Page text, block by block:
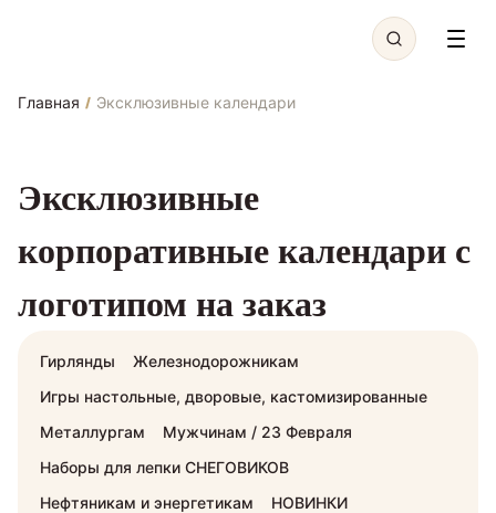
Главная / Эксклюзивные календари
Эксклюзивные
корпоративные календари с
логотипом на заказ
Гирлянды
Железнодорожникам
Игры настольные, дворовые, кастомизированные
Металлургам
Мужчинам / 23 Февраля
Наборы для лепки СНЕГОВИКОВ
Нефтяникам и энергетикам
НОВИНКИ